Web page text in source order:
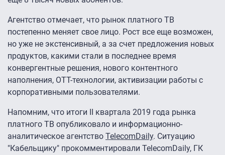
Агентство отмечает, что рынок платного ТВ
постепенно меняет свое лицо. Рост все еще возможен,
но уже не экстенсивный, а за счет предложения новых
продуктов, какими стали в последнее время
конвергентные решения, нового контентного
наполнения, ОТТ-технологии, активизации работы с
корпоративными пользователями.
Напомним, что итоги II квартала 2019 года рынка
платного ТВ опубликовало и информационно-
аналитическое агентство TelecomDaily. Ситуацию
"Кабельщику" прокомментировали TelecomDaily, ГК